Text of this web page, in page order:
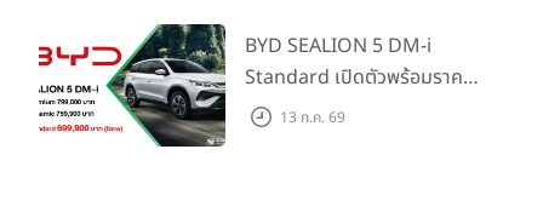
แรก)
BYD SEALION 5 DM-i
Standard เปิดตัวพร้อมราคา
คาดการณ์ 699,900 บาท รุ่น
13 ก.ค. 69